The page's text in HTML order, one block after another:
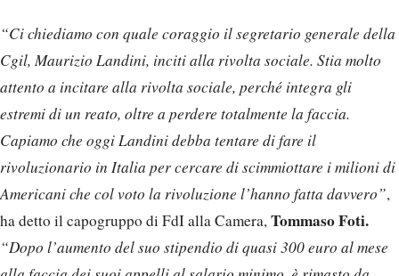
“Ci chiediamo con quale coraggio il segretario generale della
Cgil, Maurizio Landini, inciti alla rivolta sociale. Stia molto
attento a incitare alla rivolta sociale, perché integra gli
estremi di un reato, oltre a perdere totalmente la faccia.
Capiamo che oggi Landini debba tentare di fare il
rivoluzionario in Italia per cercare di scimmiottare i milioni di
Americani che col voto la rivoluzione l’hanno fatta davvero”,
ha detto il capogruppo di FdI alla Camera,Tommaso Foti.
“Dopo l’aumento del suo stipendio di quasi 300 euro al mese